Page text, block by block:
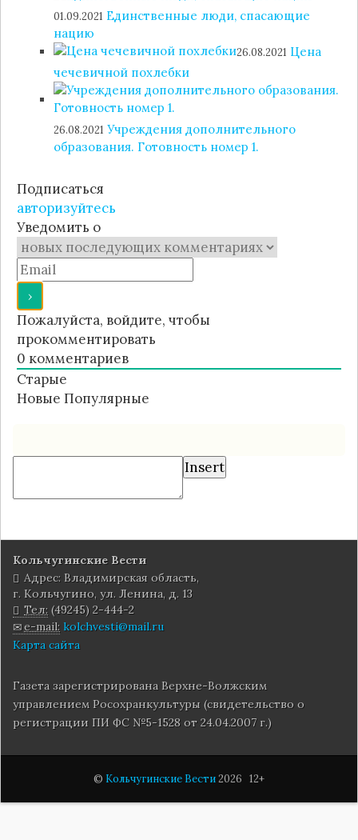
01.09.2021 Единственные люди, спасающие
нацию
26.08.2021 Цена
чечевичной похлебки
26.08.2021 Учреждения дополнительного
образования. Готовность номер 1.
Подписаться
авторизуйтесь
Уведомить о
Пожалуйста, войдите, чтобы
прокомментировать
0 комментариев
Старые
Новые Популярные
Insert
Кольчугинские Вести
Адрес: Владимирская область,
г. Кольчугино, ул. Ленина, д. 13
Тел: (49245) 2-444-2
e-mail: kolchvesti@mail.ru
Карта сайта
Газета зарегистрирована Верхне-Волжским
управлением Росохранкультуры (свидетельство о
регистрации ПИ ФС №5-1528 от 24.04.2007 г.)
© Кольчугинские Вести2026 12+